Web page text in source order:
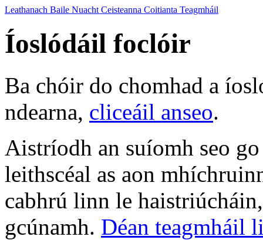
Leathanach Baile Nuacht Ceisteanna Coitianta Teagmháil
Íoslódáil foclóir
Ba chóir do chomhad a
ndearna, cliceáil anseo.
Aistríodh an suíomh seo
leithscéal as aon
cabhrú linn le
gcúnamh. Déan teagmháil